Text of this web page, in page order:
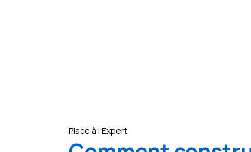
Place à l'Expert